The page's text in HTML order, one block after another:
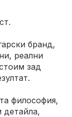
бранд,
реални
зад
философия,
детайла,